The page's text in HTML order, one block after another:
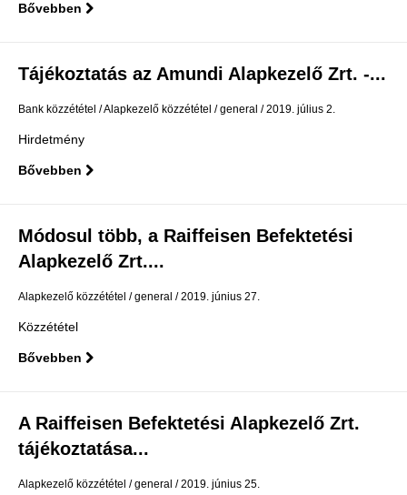
Bővebben
Tájékoztatás az Amundi Alapkezelő Zrt. -...
Bank közzététel Alapkezelő közzététel general 2019. július 2.
Hirdetmény
Bővebben
Módosul több, a Raiffeisen Befektetési
Alapkezelő Zrt....
Alapkezelő közzététel general 2019. június 27.
Közzététel
Bővebben
A Raiffeisen Befektetési Alapkezelő Zrt.
tájékoztatása...
Alapkezelő közzététel general 2019. június 25.